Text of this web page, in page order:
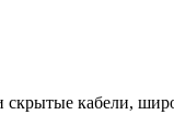
скрытые кабели,